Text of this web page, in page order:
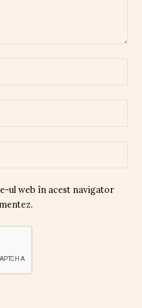
ul web în acest navigator